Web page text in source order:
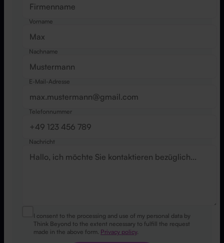
Vorname
Nachname
E-Mail-Adresse
Telefonnummer
Nachricht
I consent to the processing and use of my personal data by
Think Beyond to the extent necessary to fulfill the request
made in the above form. Privacy policy.